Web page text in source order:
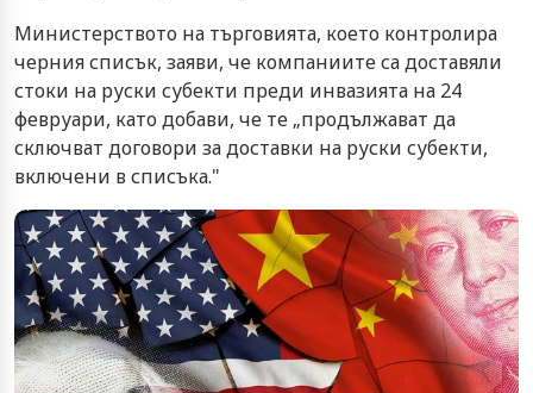
Министерството на търговията, което контролира
черния списък, заяви, че компаниите са доставяли
стоки на руски субекти преди инвазията на 24
февруари, като добави, че те „продължават да
сключват договори за доставки на руски субекти,
включени в списъка."